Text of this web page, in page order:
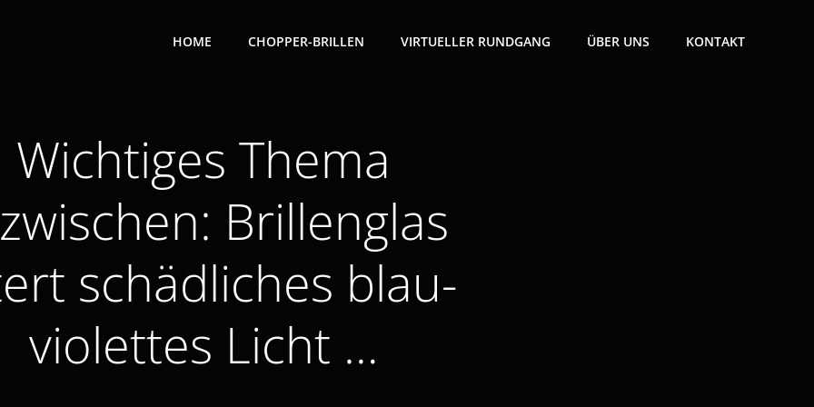
HOME CHOPPER-BRILLEN VIRTUELLER RUNDGANG ÜBER UNS KONTAKT
Wichtiges Thema
Brillenglas
schädliches blau-
violettes Licht …